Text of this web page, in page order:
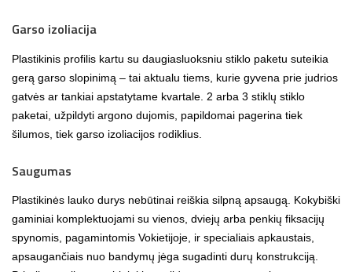
Garso izoliacija
Plastikinis profilis kartu su daugiasluoksniu stiklo paketu suteikia
gerą garso slopinimą – tai aktualu tiems, kurie gyvena prie judrios
gatvės ar tankiai apstatytame kvartale. 2 arba 3 stiklų stiklo
paketai, užpildyti argono dujomis, papildomai pagerina tiek
šilumos, tiek garso izoliacijos rodiklius.
Saugumas
Plastikinės lauko durys nebūtinai reiškia silpną apsaugą. Kokybiški
gaminiai komplektuojami su vienos, dviejų arba penkių fiksacijų
spynomis, pagamintomis Vokietijoje, ir specialiais apkaustais,
apsaugančiais nuo bandymų jėga sugadinti durų konstrukciją.